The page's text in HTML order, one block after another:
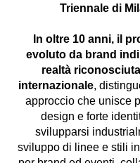
Triennale di
In oltre 10 anni, il
evoluto da brand
realtà
internazionale,
approccio che unisce
design e forte
svilupparsi
sviluppo di linee e stili in